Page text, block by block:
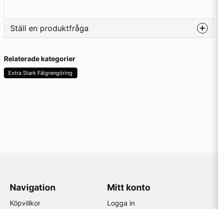
Ställ en produktfråga
Fråga oss något om denna produkten...
Ja, ni får publicera min fråga
Relaterade kategorier
Extra Stark Fälgrengöring
Navigation
Köpvillkor
Mitt konto
Logga in